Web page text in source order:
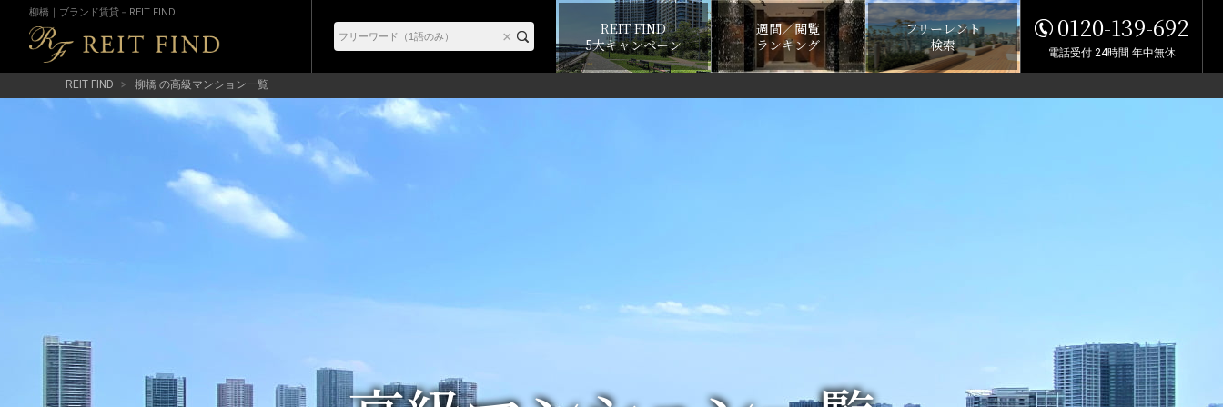
柳橋｜ブランド賃貸－REIT FIND
REIT FIND
5大キャンペーン
週間／閲覧
ランキング
フリーレント
検索
0120-139-692
電話受付 24時間 年中無休
REIT FIND 柳橋 の高級マンション一覧